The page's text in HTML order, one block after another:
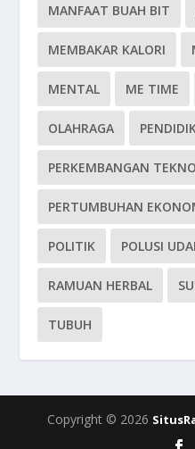
MANFAAT BUAH BIT
MEMBAKAR KALORI
MENTAL ME TIME
OLAHRAGA
PERKEMBANGAN
PERTUMBUHAN
POLITIK POLUSI
RAMUAN HERBAL
TUBUH
Copyright © 2026